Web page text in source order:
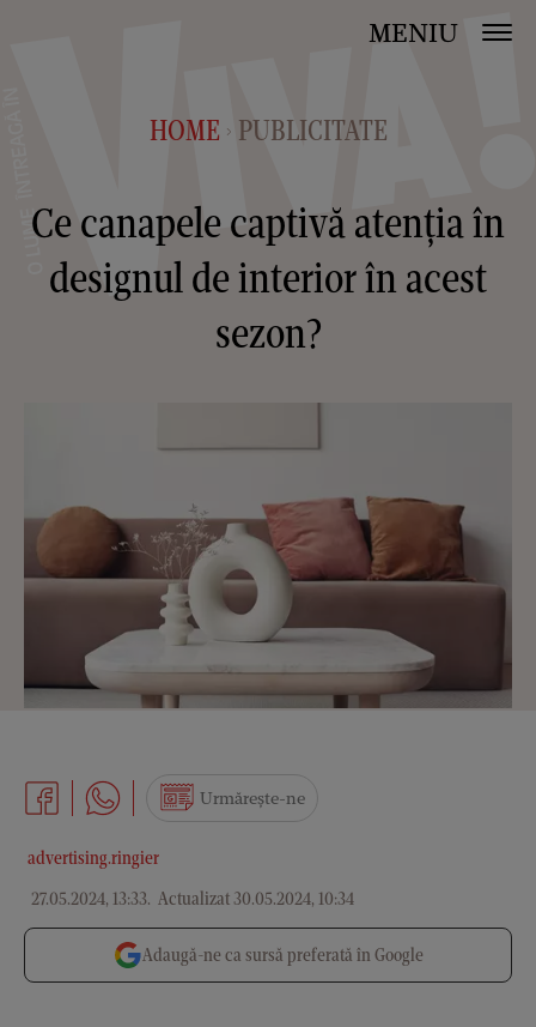
MENIU
HOME > PUBLICITATE
Ce canapele captivă atenția în
designul de interior în acest
sezon?
advertising.ringier
27.05.2024, 13:33. Actualizat 30.05.2024, 10:34
Urmărește-ne
Adaugă-ne ca sursă preferată în Google